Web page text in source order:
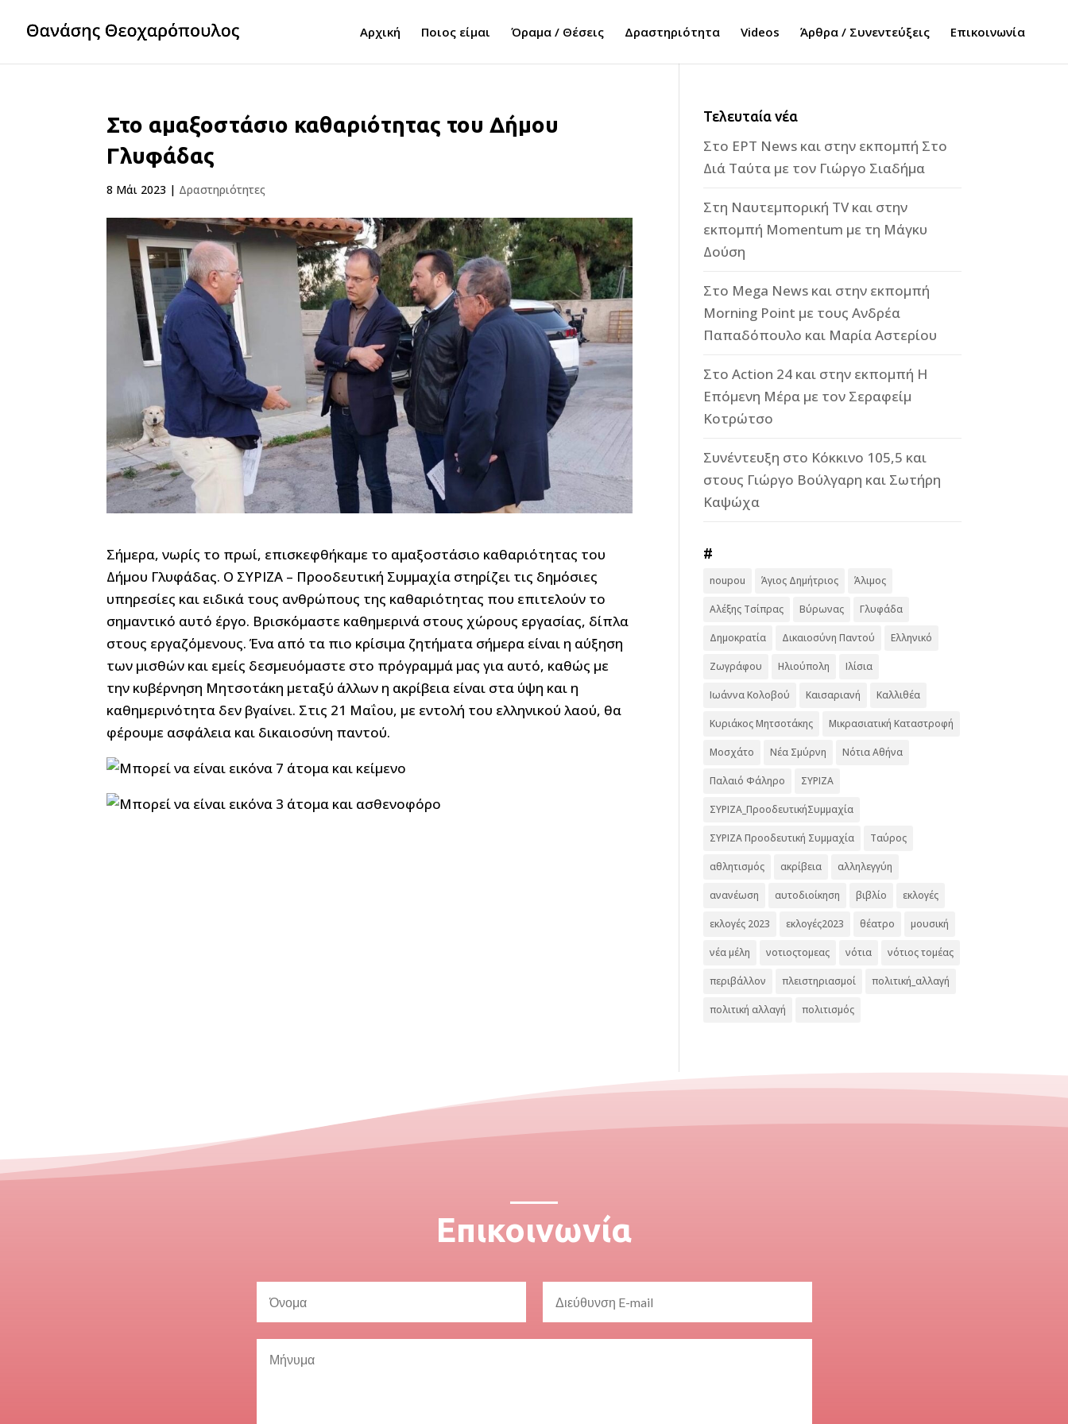
Αρχική Ποιος είμαι Όραμα / Θέσεις Δραστηριότητα Videos Άρθρα / Συνεντεύξεις Επικοινωνία
Στο αμαξοστάσιο καθαριότητας του Δήμου
Γλυφάδας
8 Μάι 2023 | Δραστηριότητες
Σήμερα, νωρίς το πρωί, επισκεφθήκαμε το αμαξοστάσιο καθαριότητας του
Δήμου Γλυφάδας. Ο ΣΥΡΙΖΑ – Προοδευτική Συμμαχία στηρίζει τις δημόσιες
υπηρεσίες και ειδικά τους ανθρώπους της καθαριότητας που επιτελούν το
σημαντικό αυτό έργο. Βρισκόμαστε καθημερινά στους χώρους εργασίας, δίπλα
στους εργαζόμενους. Ένα από τα πιο κρίσιμα ζητήματα σήμερα είναι η αύξηση
των μισθών και εμείς δεσμευόμαστε στο πρόγραμμά μας για αυτό, καθώς με
την κυβέρνηση Μητσοτάκη μεταξύ άλλων η ακρίβεια είναι στα ύψη και η
καθημερινότητα δεν βγαίνει. Στις 21 Μαΐου, με εντολή του ελληνικού λαού, θα
φέρουμε ασφάλεια και δικαιοσύνη παντού.
Τελευταία νέα
Στο ΕΡΤ News και στην εκπομπή Στο
Διά Ταύτα με τον Γιώργο Σιαδήμα
Στη Ναυτεμπορική TV και στην
εκπομπή Momentum με τη Μάγκυ
Δούση
Στο Mega News και στην εκπομπή
Morning Point με τους Ανδρέα
Παπαδόπουλο και Μαρία Αστερίου
Στο Action 24 και στην εκπομπή Η
Επόμενη Μέρα με τον Σεραφείμ
Κοτρώτσο
Συνέντευξη στο Κόκκινο 105,5 και
στους Γιώργο Βούλγαρη και Σωτήρη
Καψώχα
#
noupou Άγιος Δημήτριος Άλιμος
Αλέξης Τσίπρας Βύρωνας Γλυφάδα
Δημοκρατία Δικαιοσύνη Παντού Ελληνικό
Ζωγράφου Ηλιούπολη Ιλίσια
Ιωάννα Κολοβού Καισαριανή Καλλιθέα
Κυριάκος Μητσοτάκης Μικρασιατική Καταστροφή
Μοσχάτο Νέα Σμύρνη Νότια Αθήνα
Παλαιό Φάληρο ΣΥΡΙΖΑ
ΣΥΡΙΖΑ_ΠροοδευτικήΣυμμαχία
ΣΥΡΙΖΑ Προοδευτική Συμμαχία Ταύρος
αθλητισμός ακρίβεια αλληλεγγύη
ανανέωση αυτοδιοίκηση βιβλίο εκλογές
εκλογές 2023 εκλογές2023 θέατρο μουσική
νέα μέλη νοτιοςτομεας νότια νότιος τομέας
περιβάλλον πλειστηριασμοί πολιτική_αλλαγή
πολιτική αλλαγή πολιτισμός
Επικοινωνία